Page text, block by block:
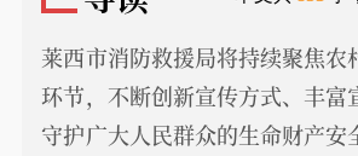
莱西市消防救援局将持续聚焦农
环节，不断创新宣传方式、丰富
守护广大人民群众的生命财产安